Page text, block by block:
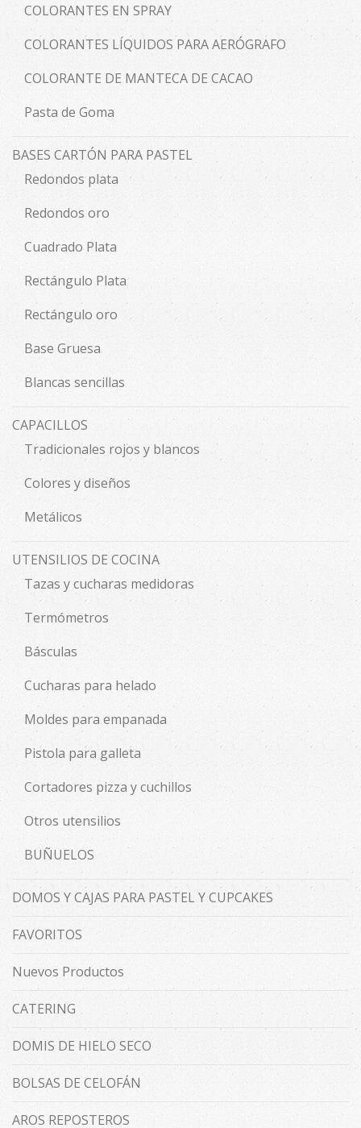
COLORANTES EN SPRAY
COLORANTES LÍQUIDOS PARA AERÓGRAFO
COLORANTE DE MANTECA DE CACAO
Pasta de Goma
BASES CARTÓN PARA PASTEL
Redondos plata
Redondos oro
Cuadrado Plata
Rectángulo Plata
Rectángulo oro
Base Gruesa
Blancas sencillas
CAPACILLOS
Tradicionales rojos y blancos
Colores y diseños
Metálicos
UTENSILIOS DE COCINA
Tazas y cucharas medidoras
Termómetros
Básculas
Cucharas para helado
Moldes para empanada
Pistola para galleta
Cortadores pizza y cuchillos
Otros utensilios
BUÑUELOS
DOMOS Y CAJAS PARA PASTEL Y CUPCAKES
FAVORITOS
Nuevos Productos
CATERING
DOMIS DE HIELO SECO
BOLSAS DE CELOFÁN
AROS REPOSTEROS